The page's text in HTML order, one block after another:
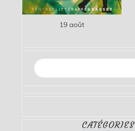
19 août
CATÉGORIES